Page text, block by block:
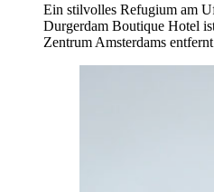
Ein stilvolles Refugium am
Durgerdam Boutique Hotel
Zentrum Amsterdams